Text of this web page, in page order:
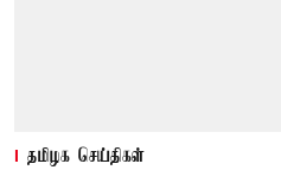
தமிழக செய்திகள்